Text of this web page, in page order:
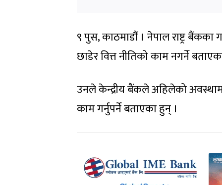
९ पुस, काठमाडौं । नेपाल राष्ट्र बैंकका
छाडेर वित्त नीतिको काम नगर्ने
उनले केन्द्रीय बैंकले अहिलेको
काम गर्नुपर्ने बताएका हुन् ।